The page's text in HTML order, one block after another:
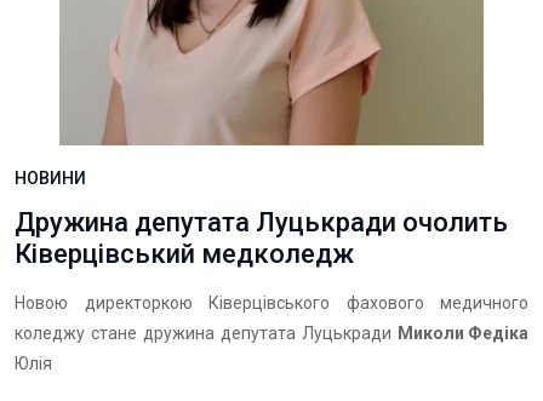
НОВИНИ
Дружина депутата Луцькради очолить
Ківерцівський медколедж
Новою директоркою Ківерцівського фахового медичного
коледжу стане дружина депутата Луцькради Миколи Федіка
Юлія